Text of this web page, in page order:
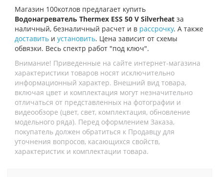
Магазин 100котлов предлагает купить
Водонагреватель Thermex ESS 50 V Silverheat за
наличный, безналичный расчет и в рассрочку. А также
доставить и установить. Цена зависит от схемы
обвязки. Весь спектр работ "под ключ".
Внимание! Приведенные на сайте интернет-магазина
характеристики товаров носят исключительно
информационный характер. Внешний вид товара,
включая цвет и комплектация могут незначительно
отличаться от представленных на фотографии и
видеообзоре (цвет, свет, комплектация, обновление
модельного ряда). Перед оформлением Заказа,
покупатель должен обратиться к Продавцу для
уточнения вопросов, касающихся свойств,
характеристик и комплектации товара.